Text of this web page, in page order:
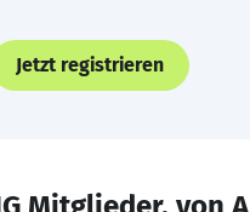
Jetzt registrieren